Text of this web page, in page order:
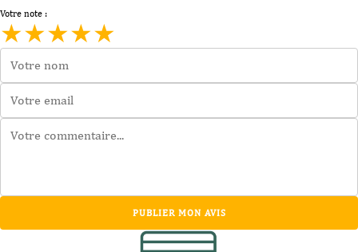
Votre note :
★★★★★
PUBLIER MON AVIS